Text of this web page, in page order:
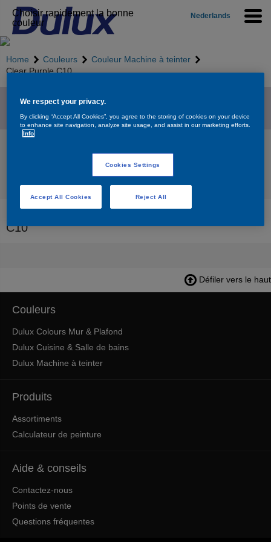
Nederlands
Choisir rapidement la bonne
couleur
Home Couleurs
Couleur Machine à teinter
Clear Purple C10
Agrandir
Retourner vers l’aperçu
C10
Défiler vers le haut
Couleurs
Dulux Colours Mur & Plafond
Dulux Cuisine & Salle de bains
Dulux Machine à teinter
Produits
Assortiments
Calculateur de peinture
Aide & conseils
Contactez-nous
Points de vente
Questions fréquentes
We respect your privacy.
By clicking “Accept All Cookies”, you agree to the storing of cookies on your device
to enhance site navigation, analyze site usage, and assist in our marketing efforts.
Info
Cookies Settings
Reject All
Accept All Cookies